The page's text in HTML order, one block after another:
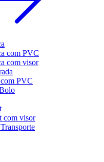
com PVC
com visor
PVC
com visor